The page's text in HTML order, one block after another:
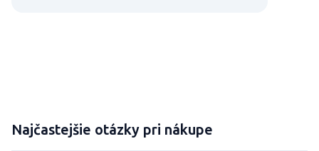
Najčastejšie otázky pri nákupe